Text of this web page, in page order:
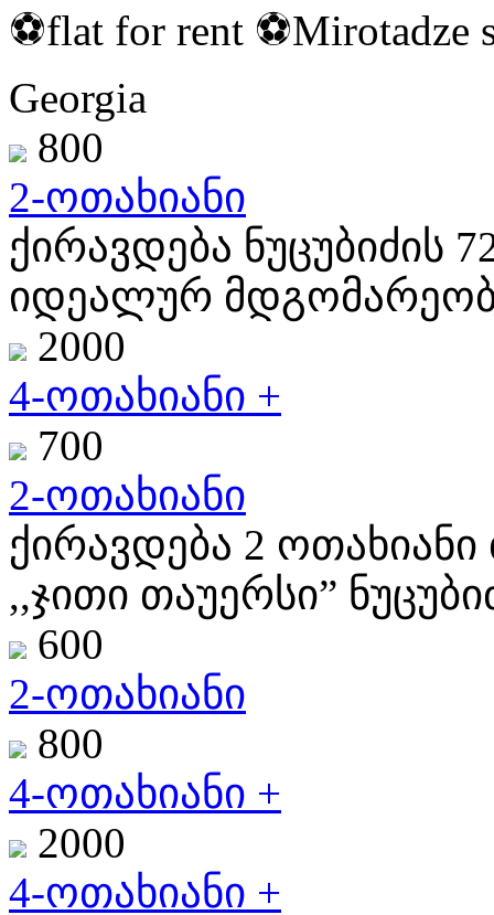
⚽️flat for rent ⚽️Mirotadze
Georgia
800
2-ოთახიანი
ქირავდება ნუცუბიძის
იდეალურ
2000
4-ოთახიანი +
700
2-ოთახიანი
ქირავდება 2
,,ჯითი თაუერსი”
600
2-ოთახიანი
800
4-ოთახიანი +
2000
4-ოთახიანი +